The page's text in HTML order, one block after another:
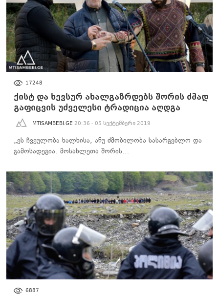
17248
ქისტ და ხევსურ ახალგაზრდებს შორის ძმად
გაფიცვის უძველესი ტრადიცია აღდგა
MTISAMBEBI.GE 20:36 - 05 სექტემბერი 2019
„ეს ჩვეულობა ხალხისა, ანუ ძმობილობა სასარგებლო და
გამოსადეგია. მოსახლეთა შორის…
6887